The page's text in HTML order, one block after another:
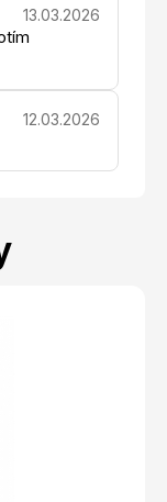
13.03.2026
12.03.2026